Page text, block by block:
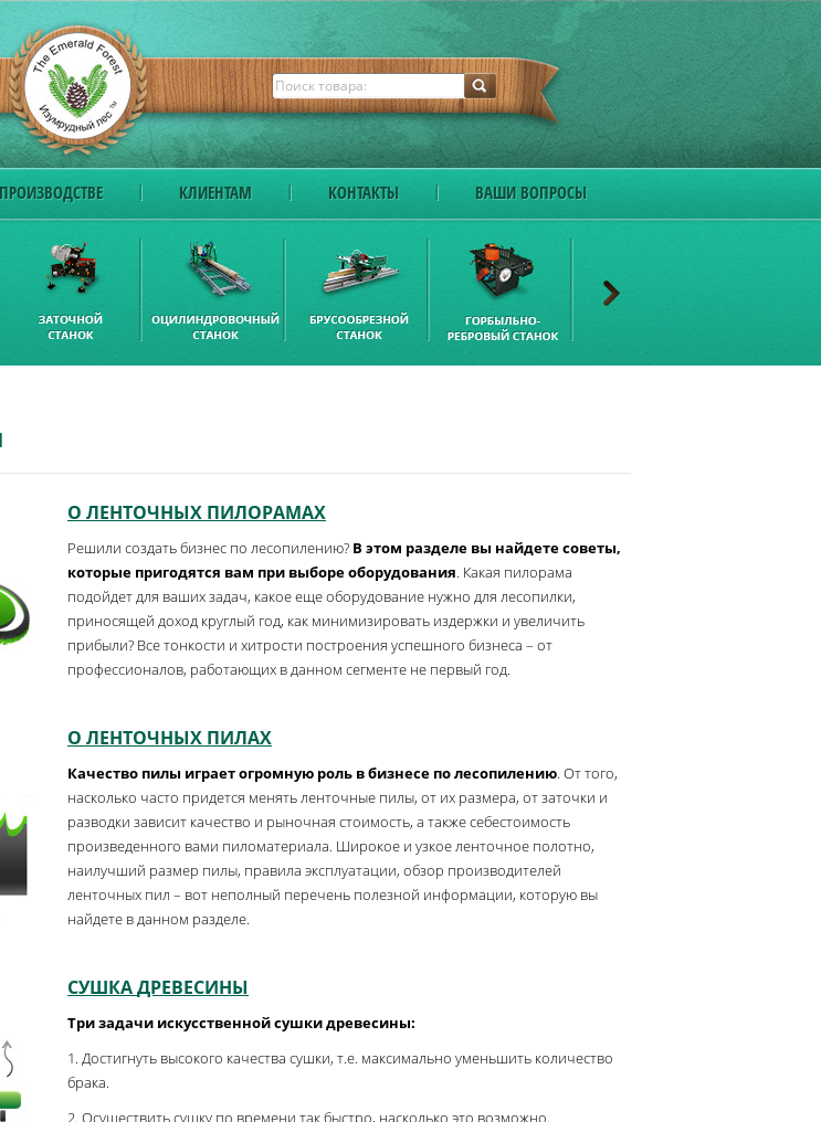
КЛИЕНТАМ КОНТАКТЫ ВАШИ ВОПРОСЫ
О ЛЕНТОЧНЫХ ПИЛОРАМАХ
Решили создать бизнес по лесопилению? В этом разделе вы найдете советы,
которые пригодятся вам при выборе оборудования. Какая пилорама
подойдет для ваших задач, какое еще оборудование нужно для лесопилки,
приносящей доход круглый год, как минимизировать издержки и увеличить
прибыли? Все тонкости и хитрости построения успешного бизнеса – от
профессионалов, работающих в данном сегменте не первый год.
О ЛЕНТОЧНЫХ ПИЛАХ
Качество пилы играет огромную роль в бизнесе по лесопилению. От того,
насколько часто придется менять ленточные пилы, от их размера, от заточки и
разводки зависит качество и рыночная стоимость, а также себестоимость
произведенного вами пиломатериала. Широкое и узкое ленточное полотно,
наилучший размер пилы, правила эксплуатации, обзор производителей
ленточных пил – вот неполный перечень полезной информации, которую вы
найдете в данном разделе.
СУШКАДРЕВЕСИНЫ
Три задачи искусственной сушки древесины:
1. Достигнуть высокого качества сушки, т.е. максимально уменьшить количество
брака.
2. Осуществить сушку по времени так быстро, насколько это возможно.